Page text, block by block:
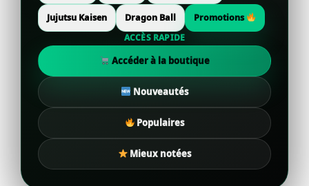
Jujutsu Kaisen Dragon Ball
Promotions
ACCÈS RAPIDE
Accéder à la boutique
Nouveautés
Populaires
Mieux notées